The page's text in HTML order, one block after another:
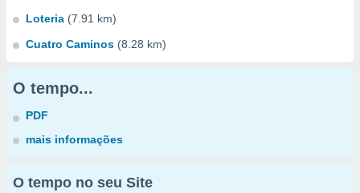
Loteria (7.91 km)
Cuatro Caminos (8.28 km)
O tempo...
PDF
mais informações
O tempo no seu Site